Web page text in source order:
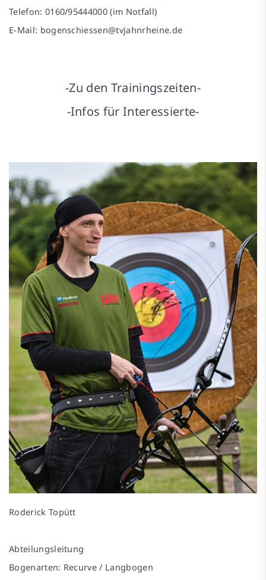
Telefon: 0160/95444000 (im Notfall)
E-Mail: bogenschiessen@tvjahnrheine.de
-Zu den Trainingszeiten-
-Infos für Interessierte-
Roderick Topütt
Abteilungsleitung
Bogenarten: Recurve / Langbogen